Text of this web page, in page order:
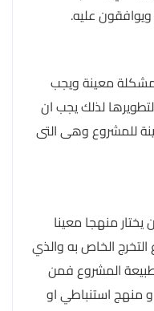
عليه.
معينة ويجب
لذلك يجب ان
للمشروع وهى التى
منهجا معينا
الخاص به والذي
المشروع فمن
منهج استنباطي او